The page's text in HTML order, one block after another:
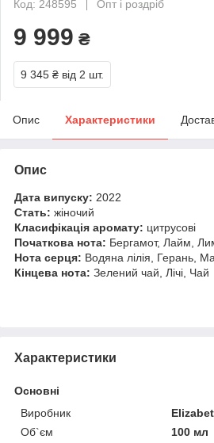
Код: 248595
Опт і роздріб
9 999 ₴
9 345 ₴ від 2 шт.
Опис Характеристики
Опис
Дата випуску: 2022
Стать: жіночий
Класифікація аромату: цитрусові
Початкова нота: Бергамот, Лайм,
Нота серця: Водяна лілія, Герань,
Кінцева нота: Зелений чай, Лічі, Чай
Характеристики
Основні
Виробник
Об`єм
100 мл